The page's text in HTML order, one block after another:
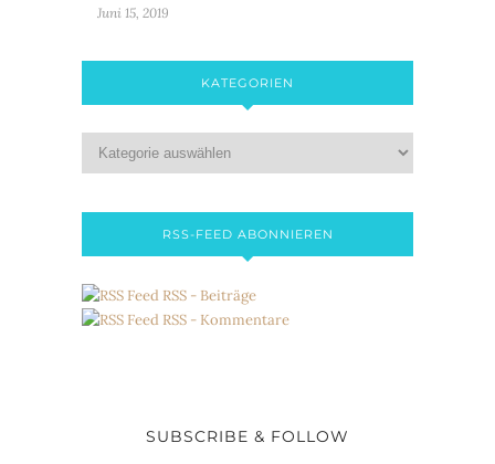
Juni 15, 2019
KATEGORIEN
RSS-FEED ABONNIEREN
RSS - Beiträge
RSS - Kommentare
SUBSCRIBE & FOLLOW